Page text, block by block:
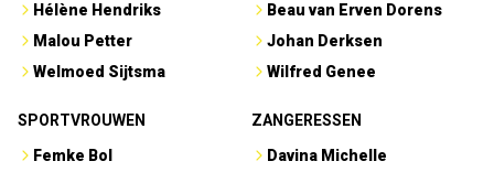
Hélène Hendriks
Malou Petter
Welmoed Sijtsma
Beau van Erven Dorens
Johan Derksen
Wilfred Genee
SPORTVROUWEN
Femke Bol
ZANGERESSEN
Davina Michelle